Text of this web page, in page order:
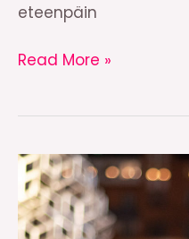
eteenpäin
Kannanotto:
rakenteellista
rasismia
Read More »